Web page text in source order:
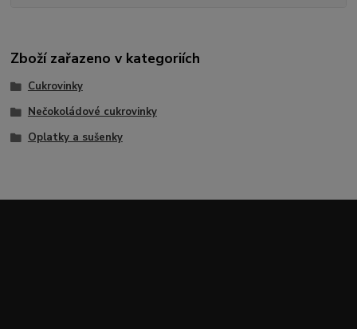
Zboží zařazeno v kategoriích
Cukrovinky
Nečokoládové cukrovinky
Oplatky a sušenky